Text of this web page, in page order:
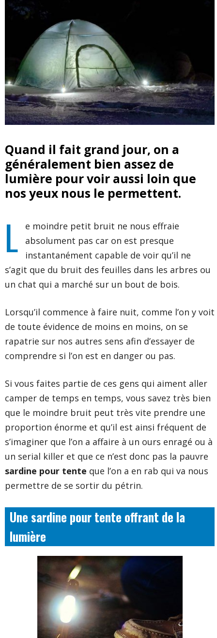
Quand il fait grand jour, on a
généralement bien assez de
lumière pour voir aussi loin que
nos yeux nous le permettent.
L
e moindre petit bruit ne nous effraie
absolument pas car on est presque
instantanément capable de voir qu’il ne
s’agit que du bruit des feuilles dans les arbres ou
un chat qui a marché sur un bout de bois.
Lorsqu’il commence à faire nuit, comme l’on y voit
de toute évidence de moins en moins, on se
rapatrie sur nos autres sens afin d’essayer de
comprendre si l’on est en danger ou pas.
Si vous faites partie de ces gens qui aiment aller
camper de temps en temps, vous savez très bien
que le moindre bruit peut très vite prendre une
proportion énorme et qu’il est ainsi fréquent de
s’imaginer que l’on a affaire à un ours enragé ou à
un serial killer et que ce n’est donc pas la pauvre
sardine pour tente que l’on a en rab qui va nous
permettre de se sortir du pétrin.
Une sardine pour tente offrant de la
lumière